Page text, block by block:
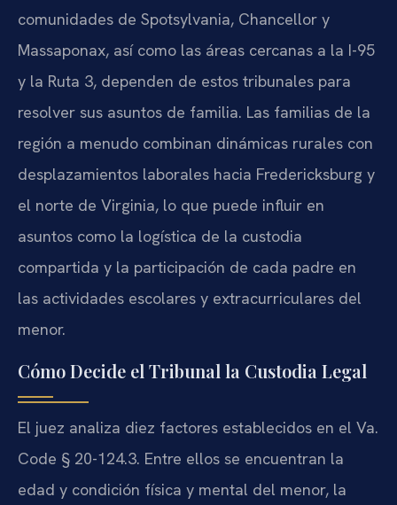
comunidades de Spotsylvania, Chancellor y
Massaponax, así como las áreas cercanas a la I-95
y la Ruta 3, dependen de estos tribunales para
resolver sus asuntos de familia. Las familias de la
región a menudo combinan dinámicas rurales con
desplazamientos laborales hacia Fredericksburg y
el norte de Virginia, lo que puede influir en
asuntos como la logística de la custodia
compartida y la participación de cada padre en
las actividades escolares y extracurriculares del
menor.
Cómo Decide el Tribunal la Custodia Legal
El juez analiza diez factores establecidos en el Va.
Code § 20-124.3. Entre ellos se encuentran la
edad y condición física y mental del menor, la